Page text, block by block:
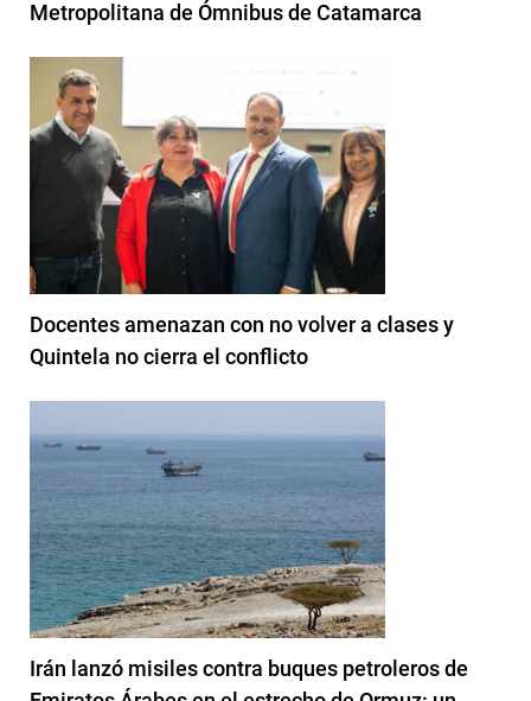
Metropolitana de Ómnibus de Catamarca
Docentes amenazan con no volver a clases y
Quintela no cierra el conflicto
Irán lanzó misiles contra buques petroleros de